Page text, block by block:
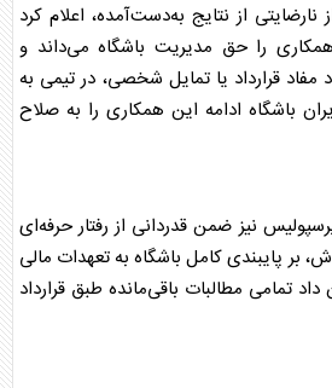
از نتایج به‌دست‌آمده، اعلام کرد
همکاری را حق مدیریت باشگاه می‌داند و
قرارداد یا تمایل شخصی، در تیمی به
باشگاه ادامه این همکاری را به صلاح
نیز ضمن قدردانی از رفتار حرفه‌ای
بر پایبندی کامل باشگاه به تعهدات مالی
داد تمامی مطالبات باقی‌مانده طبق قرارداد